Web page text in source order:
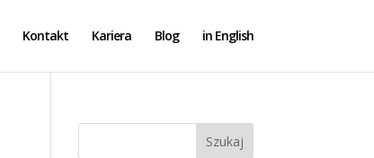
Kontakt Kariera Blog in English